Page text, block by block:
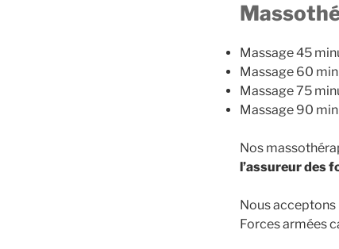
Massage 45
Massage 60
Massage 75
Massage 90
Nos
l’assureur des
Nous acceptons
Forces armées